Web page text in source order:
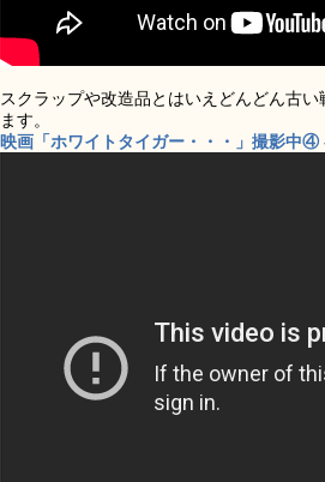
スクラップや改造品とはいえどんどん古
ます。
映画「ホワイトタイガー・・・」撮影中